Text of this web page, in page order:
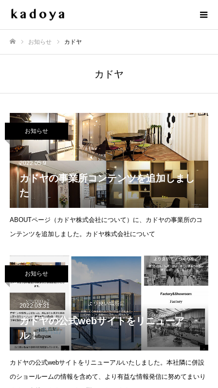
お知らせ カドヤ
カドヤ
お知らせ
2022.05.9
カドヤの事業所コンテンツを追加しまし
た
ABOUTページ（カドヤ株式会社について）に、カドヤの事業所のコ
ンテンツを追加しました。カドヤ株式会社について
お知らせ
2022.03.31
カドヤの公式webサイトをリニューア
ル！
カドヤの公式webサイトをリニューアルいたしました。本社隣に併設
のショールームの情報を含めて、より有益な情報発信に努めてまいり